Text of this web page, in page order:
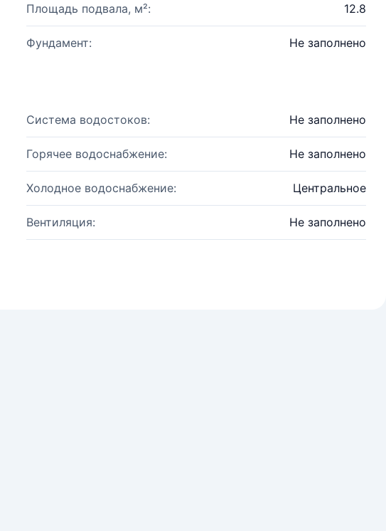
Площадь подвала, м²: 12.8
Фундамент: Не заполнено
Система водостоков: Не заполнено
Горячее водоснабжение: Не заполнено
Холодное водоснабжение: Центральное
Вентиляция: Не заполнено